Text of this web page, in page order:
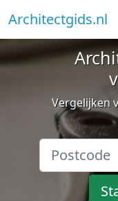
Architectgids.nl
Vergelijken